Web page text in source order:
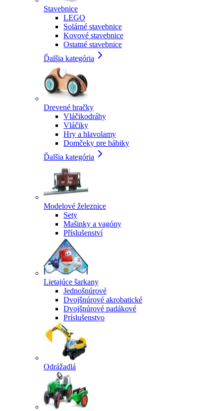
Stavebnice
LEGO
Solárné stavebnice
Kovové stavebnice
Ostatné stavebnice
Ďalšia kategória
Drevené hračky
Vláčikodráhy
Vláčiky
Hry a hlavolamy
Domčeky pre bábiky
Ďalšia kategória
Modelové železnice
Sety
Mašinky a vagóny
Příslušenství
Lietajúce šarkany
Jednošnúrové
Dvojšnúrové akrobatické
Dvojšnúrové padákové
Príslušenstvo
Odrážadlá